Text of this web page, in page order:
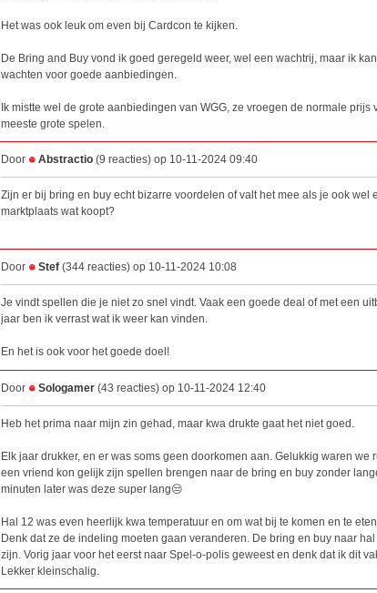
Het was ook leuk om even bij Cardcon te kijken.
De Bring and Buy vond ik goed geregeld weer, wel een wachtrij, maar ik
wachten voor goede aanbiedingen.
Ik mistte wel de grote aanbiedingen van WGG, ze vroegen de normale prijs
meeste grote spelen.
Door Abstractio (9 reacties) op 10-11-2024 09:40
Zijn er bij bring en buy echt bizarre voordelen of valt het mee als je ook wel
marktplaats wat koopt?
Door Stef (344 reacties) op 10-11-2024 10:08
Je vindt spellen die je niet zo snel vindt. Vaak een goede deal of met een
jaar ben ik verrast wat ik weer kan vinden.
En het is ook voor het goede doel!
Door Sologamer (43 reacties) op 10-11-2024 12:40
Heb het prima naar mijn zin gehad, maar kwa drukte gaat het niet goed.
Elk jaar drukker, en er was soms geen doorkomen aan. Gelukkig waren we
een vriend kon gelijk zijn spellen brengen naar de bring en buy zonder
minuten later was deze super lang😒
Hal 12 was even heerlijk kwa temperatuur en om wat bij te komen en te
Denk dat ze de indeling moeten gaan veranderen. De bring en buy naar
zijn. Vorig jaar voor het eerst naar Spel-o-polis geweest en denk dat ik dit
Lekker kleinschalig.